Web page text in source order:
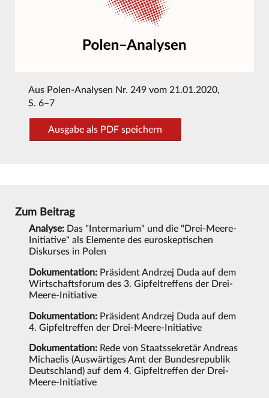
Aus Polen-Analysen Nr. 249 vom 21.01.2020,
S. 6–7
Ausgabe als PDF speichern
Zum Beitrag
Analyse: Das "Intermarium" und die "Drei-Meere-
Initiative" als Elemente des euroskeptischen
Diskurses in Polen
Dokumentation: Präsident Andrzej Duda auf dem
Wirtschaftsforum des 3. Gipfeltreffens der Drei-
Meere-Initiative
Dokumentation: Präsident Andrzej Duda auf dem
4. Gipfeltreffen der Drei-Meere-Initiative
Dokumentation: Rede von Staatssekretär Andreas
Michaelis (Auswärtiges Amt der Bundesrepublik
Deutschland) auf dem 4. Gipfeltreffen der Drei-
Meere-Initiative